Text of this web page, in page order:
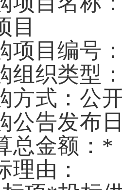
目
项目编号
组织类型
方式：公
公告发布
总金额： *
理由：